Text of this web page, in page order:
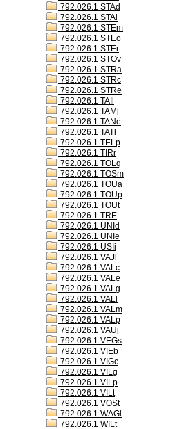
792.026.1 STAd
792.026.1 STAl
792.026.1 STEm
792.026.1 STEo
792.026.1 STEr
792.026.1 STOv
792.026.1 STRa
792.026.1 STRc
792.026.1 STRe
792.026.1 TAIl
792.026.1 TAMj
792.026.1 TANe
792.026.1 TATl
792.026.1 TELp
792.026.1 TIRr
792.026.1 TOLq
792.026.1 TOSm
792.026.1 TOUa
792.026.1 TOUp
792.026.1 TOUt
792.026.1 TRE
792.026.1 UNId
792.026.1 UNIe
792.026.1 USIi
792.026.1 VAJl
792.026.1 VALc
792.026.1 VALe
792.026.1 VALg
792.026.1 VALl
792.026.1 VALm
792.026.1 VALp
792.026.1 VAUj
792.026.1 VEGs
792.026.1 VIEb
792.026.1 VIGc
792.026.1 VILg
792.026.1 VILp
792.026.1 VILt
792.026.1 VOSt
792.026.1 WAGl
792.026.1 WILt